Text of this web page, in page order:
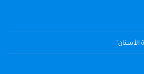
الأسنان"